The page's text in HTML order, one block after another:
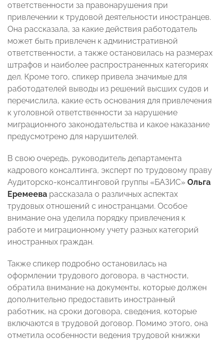
ответственности за правонарушения при
привлечении к трудовой деятельности иностранцев.
Она рассказала, за какие действия работодатель
может быть привлечен к административной
ответственности, а также остановилась на размерах
штрафов и наиболее распространенных категориях
дел. Кроме того, спикер привела значимые для
работодателей выводы из решений высших судов и
перечислила, какие есть основания для привлечения
к уголовной ответственности за нарушение
миграционного законодательства и какое наказание
предусмотрено для нарушителей.
В свою очередь, руководитель департамента
кадрового консалтинга, эксперт по трудовому праву
Аудиторско-консалтинговой группы «БАЗИС» Ольга
Еремеева рассказала о различных аспектах
трудовых отношений с иностранцами. Особое
внимание она уделила порядку привлечения к
работе и миграционному учету разных категорий
иностранных граждан.
Также спикер подробно остановилась на
оформлении трудового договора, в частности,
обратила внимание на документы, которые должен
дополнительно предоставить иностранный
работник, на сроки договора, сведения, которые
включаются в трудовой договор. Помимо этого, она
отметила особенности ведения трудовой книжки